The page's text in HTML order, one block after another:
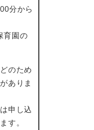
分から
育園の
のため
ありま
申し込
す。